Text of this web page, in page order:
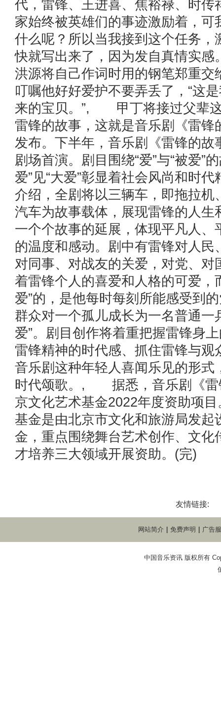
代，雷锋、王进喜、焦裕禄、时
家始终被英雄们的事迹激励着，可
什么呢？所以当我接到这个任务，
快就写出来了，因为发自真情实
洪源将自己作词时用的钢笔郑重交
叮嘱他好好爱护不要弄丢了，“这
来的宝贝。”, 甲丁将接过父辈
雷锋的故事，这就是音乐剧《雷锋
发布。下半年，音乐剧《雷锋的故
剧场首演。剧目围绕“爱”与“被爱”
爱”见“大爱”彰显着社会风尚和
介绍，全剧将以三辆车，即拖拉机
汽车为故事载体，展现雷锋的人生
一个个故事的延展，体现平凡人、
的温度和感动。剧中有雷锋对人民
对同事、对战友的关爱，对党、对
着雷锋个人的喜爱和人格的可爱，
爱”的，是他每时每刻所能感受到
群众对一个孤儿成长为一名普通一
爱”。剧目创作将着重把握雷锋身
雷锋精神的时代感、抓住雷锋与观
音乐剧这种年轻人喜闻乐见的形式
时代颂歌。, 据悉，音乐剧《雷
京文化艺术基金2022年度资助项
基金是由北京市文化和旅游局发起
金，重点围绕舞台艺术创作、文化
才培养三大领域开展资助。(完)
友情链接:
网站简介 免费声明 广告
中国音乐资讯 版权所有